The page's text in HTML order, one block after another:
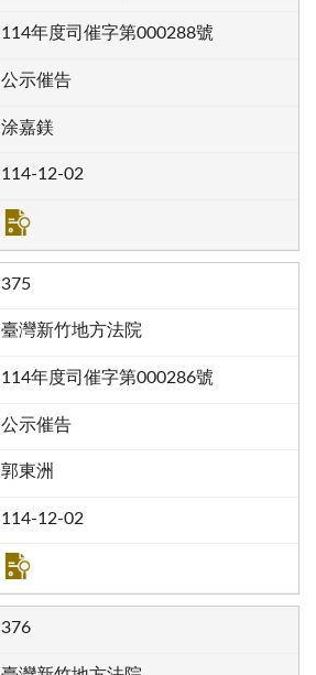
114年度司催字第000288號
公示催告
涂嘉鎂
114-12-02
375
臺灣新竹地方法院
114年度司催字第000286號
公示催告
郭東洲
114-12-02
376